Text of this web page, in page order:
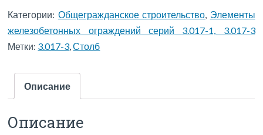
Категории: Общегражданское строительство Элементы
железобетонных ограждений серий 3.017-1, 3.017-3
Метки: 3.017-3 ,Столб
Описание
Описание